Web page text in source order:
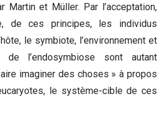
Martin et Müller. Par l’acceptation,
de ces principes, les individus
le symbiote, l’environnement et
de l’endosymbiose sont autant
imaginer des choses » à propos
le système-cible de ces